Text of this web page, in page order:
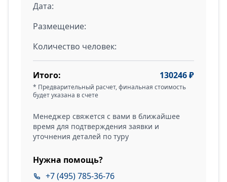
Дата:
Размещение:
Количество человек:
Итого: 130246₽
* Предварительный расчет, финальная стоимость
будет указана в счете
Менеджер свяжется с вами в ближайшее
время для подтверждения заявки и
уточнения деталей по туру
Нужна помощь?
+7 (495) 785-36-76